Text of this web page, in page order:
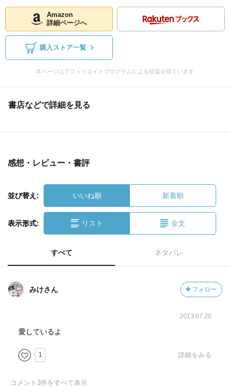
Amazon
詳細ページへ
購入ストア一覧
本ページはアフィリエイトプログラムによる収益を得ています
書店などで詳細を見る
感想・レビュー・書評
並び替え: いいね順 新着順
表示形式: リスト 全文
すべて ネタバレ
みけさん フォロー
2013.07.20
愛しているよ
1 詳細をみる
コメント 3件をすべて表示